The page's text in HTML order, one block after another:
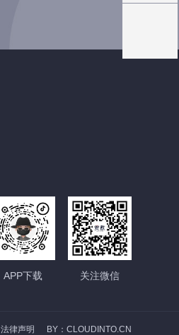
APP下载 关注微信
法律声明 BY：CLOUDINTO.CN